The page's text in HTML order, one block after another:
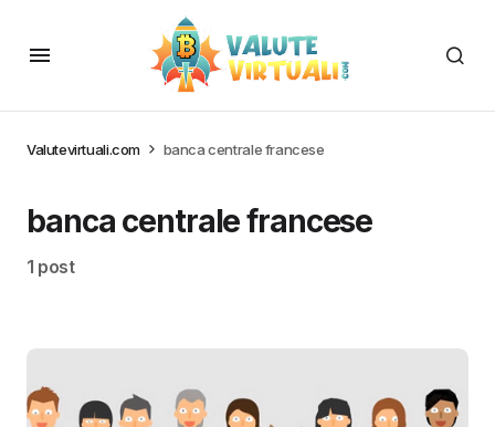
Valutevirtuali.com banca centrale francese
banca centrale francese
1 post